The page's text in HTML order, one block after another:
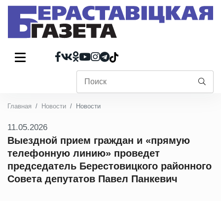
Главная Новости Новости
11.05.2026
Выездной прием граждан и «прямую
телефонную линию» проведет
председатель Берестовицкого районного
Совета депутатов Павел Панкевич